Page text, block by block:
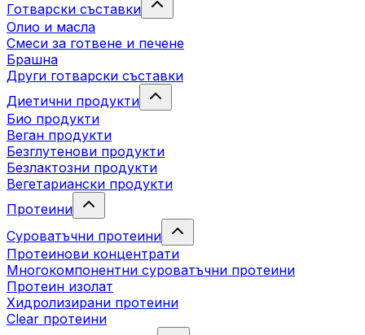
Готварски съставки
Олио и масла
Смеси за готвене и печене
Брашна
Други готварски съставки
Диетични продукти
Био продукти
Веган продукти
Безглутенови продукти
Безлактозни продукти
Вегетариански продукти
Протеини
Суроватъчни протеини
Протеинови концентрати
Многокомпонентни суроватъчни протеини
Протеин изолат
Хидролизирани протеини
Clear протеини